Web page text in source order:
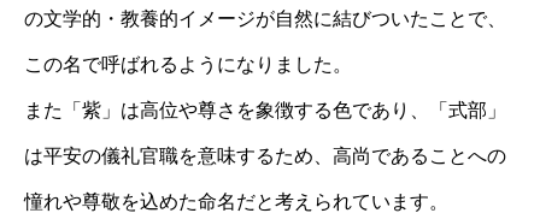
の文学的・教養的イメージが自然に結びついたことで、
この名で呼ばれるようになりました。
また「紫」は高位や尊さを象徴する色であり、「式部」
は平安の儀礼官職を意味するため、高尚であることへの
憧れや尊敬を込めた命名だと考えられています。